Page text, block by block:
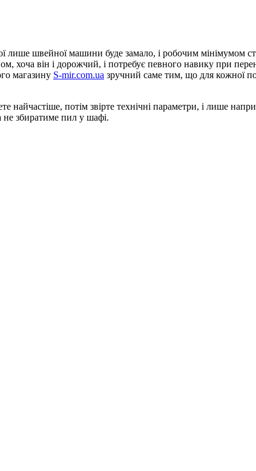
лише швейної машини буде замало, і робочим мінімумом
хоча він і дорожчий, і потребує певного навику при
магазину S-mir.com.ua зручний саме тим, що для кожної
потім звірте технічні параметри, і лише
збиратиме пил у шафі.